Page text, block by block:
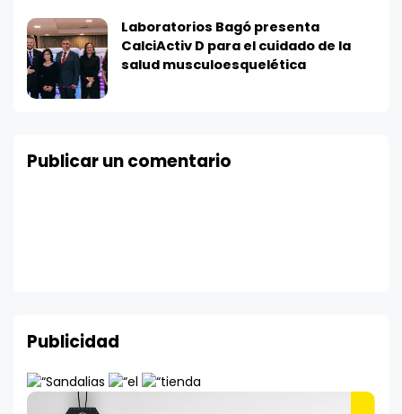
Laboratorios Bagó presenta
CalciActiv D para el cuidado de la
salud musculoesquelética
Publicar un comentario
Publicidad